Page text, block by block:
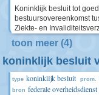
Koninklijk besluit tot
bestuursovereenkomst
Ziekte- en
toon meer (4)
koninklijk besluit
type koninklijk besluit prom.
bron federale